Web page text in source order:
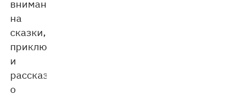
внимание
на
сказки,
приключения
и
рассказы
о